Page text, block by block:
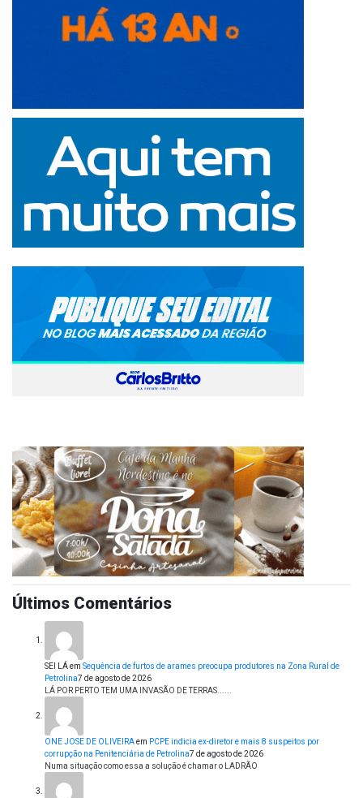
Últimos Comentários
SEI LÁem Sequência de furtos de arames preocupa produtores na Zona Rural de
Petrolina7 de agosto de 2026
LÁ POR PERTO TEM UMA INVASÃO DE TERRAS......
ONE JOSE DE OLIVEIRAem PCPE indicia ex-diretor e mais 8 suspeitos por
corrupção na Penitenciária de Petrolina7 de agosto de 2026
Numa situação como essa a solução é chamar o LADRÃO